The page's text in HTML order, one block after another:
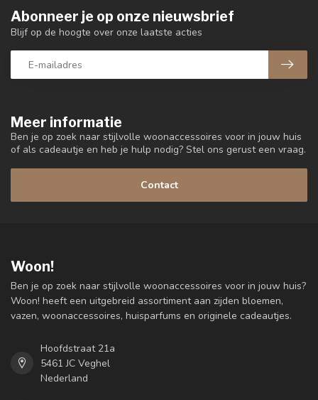
Meer informatie
Ben je op zoek naar stijlvolle woonaccessoires voor in jouw huis
of als cadeautje en heb je hulp nodig? Stel ons gerust een vraag.
Contact
Abonneer je op onze nieuwsbrief
Blijf op de hoogte over onze laatste acties
Woon!
Ben je op zoek naar stijlvolle woonaccessoires voor in jouw huis?
Woon! heeft een uitgebreid assortiment aan zijden bloemen,
vazen, woonaccessoires, huisparfums en originele cadeautjes.
Hoofdstraat 21a
5461 JC Veghel
Nederland